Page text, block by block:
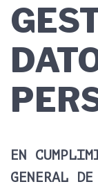
EN
GENERAL